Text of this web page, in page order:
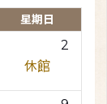
星期日
2
休館